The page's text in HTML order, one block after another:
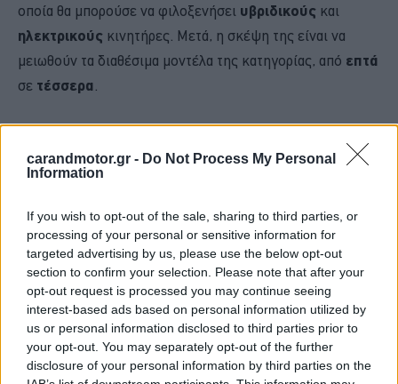
carandmotor.gr - Do Not Process My Personal
Information
If you wish to opt-out of the sale, sharing to third parties, or
processing of your personal or sensitive information for
targeted advertising by us, please use the below opt-out
section to confirm your selection. Please note that after your
opt-out request is processed you may continue seeing
interest-based ads based on personal information utilized by
us or personal information disclosed to third parties prior to
your opt-out. You may separately opt-out of the further
disclosure of your personal information by third parties on the
οποία θα μπορούσε να φιλοξενήσει υβριδικούς και
ηλεκτρικούς κινητήρες. Μετά, η σκέψη της είναι να
μειωθούν τα διαθέσιμα μοντέλα της κατηγορίας, από επτά
σε τέσσερα
Σήμερα, υπάρχει ηA-Class, ηΑ-Class Sedan, ηCLA, η
CLA Shooting Brake, ηGLA, ηB-Class και ηGLB
. Στο
μέλλον πιθανότατα να διατηρηθούν
Παράλληλα, βέβαια, τα συμπαγών διαστάσεων μοντέλα της
γερμανικής φίρμας θα γνωρίζουν την περαιτέρω
αναβάθμιση του επιπέδου της ποιότητας ώστε να
αποκτήσουν μια ακόμα πιοpremium αύρα.